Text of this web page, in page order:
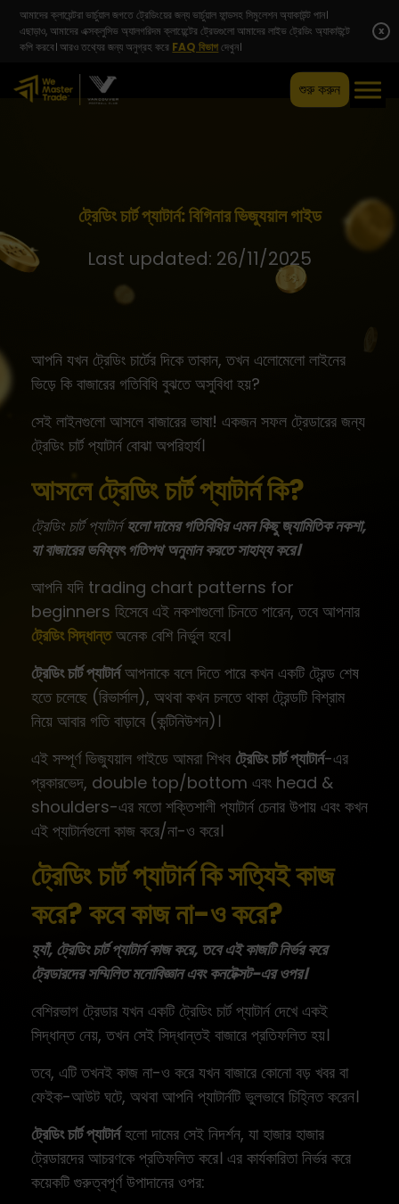
আমাদের ক্লায়েন্টরা ভার্চুয়াল জগতে ট্রেডিংয়ের জন্য ভার্চুয়াল ফান্ডসহ সিমুলেশন অ্যাকাউন্ট পান।
এছাড়াও, আমাদের এক্সক্লুসিভ অ্যালগরিদম ক্লায়েন্টের ট্রেডগুলো আমাদের লাইভ ট্রেডিং অ্যাকাউন্টে
কপি করবে। আরও তথ্যের জন্য অনুগ্রহ করে FAQ বিভাগদেখুন।
x
শুরু করুন
ট্রেডিং চার্ট প্যাটার্ন: বিগিনার ভিজ্যুয়াল গাইড
Last updated: 26/11/2025
আপনি যখন ট্রেডিং চার্টের দিকে তাকান, তখন এলোমেলো লাইনের
ভিড়ে কি বাজারের গতিবিধি বুঝতে অসুবিধা হয়?
সেই লাইনগুলো আসলে বাজারের ভাষা! একজন সফল ট্রেডারের জন্য
ট্রেডিং চার্ট প্যাটার্ন বোঝা অপরিহার্য।
আসলে ট্রেডিং চার্ট প্যাটার্ন কি?
ট্রেডিং চার্ট প্যাটার্ন হলো দামের গতিবিধির এমন কিছু জ্যামিতিক নকশা,
যা বাজারের ভবিষ্যৎ গতিপথ অনুমান করতে সাহায্য করে।
আপনি যদি trading chart patterns for
beginners হিসেবে এই নকশাগুলো চিনতে পারেন, তবে আপনার
ট্রেডিং সিদ্ধান্তঅনেক বেশি নির্ভুল হবে।
ট্রেডিং চার্ট প্যাটার্নআপনাকে বলে দিতে পারে কখন একটি ট্রেন্ড শেষ
হতে চলেছে (রিভার্সাল), অথবা কখন চলতে থাকা ট্রেন্ডটি বিশ্রাম
নিয়ে আবার গতি বাড়াবে (কন্টিনিউশন)।
এই সম্পূর্ণ ভিজ্যুয়াল গাইডে আমরা শিখব ট্রেডিং চার্ট প্যাটার্ন-এর
প্রকারভেদ, double top/bottom এবং head &
shoulders-এর মতো শক্তিশালী প্যাটার্ন চেনার উপায় এবং কখন
এই প্যাটার্নগুলো কাজ করে/না-ও করে।
ট্রেডিং চার্ট প্যাটার্ন কি সত্যিই কাজ
করে? কবে কাজ না-ও করে?
হ্যাঁ, ট্রেডিং চার্ট প্যাটার্ন কাজ করে, তবে এই কাজটি নির্ভর করে
ট্রেডারদের সম্মিলিত মনোবিজ্ঞান এবং কনটেক্সট-এর ওপর।
বেশিরভাগ ট্রেডার যখন একটি ট্রেডিং চার্ট প্যাটার্ন দেখে একই
সিদ্ধান্ত নেয়, তখন সেই সিদ্ধান্তই বাজারে প্রতিফলিত হয়।
তবে, এটি তখনই কাজ না-ও করে যখন বাজারে কোনো বড় খবর বা
ফেইক-আউট ঘটে, অথবা আপনি প্যাটার্নটি ভুলভাবে চিহ্নিত করেন।
ট্রেডিং চার্ট প্যাটার্নহলো দামের সেই নিদর্শন, যা হাজার হাজার
ট্রেডারদের আচরণকে প্রতিফলিত করে। এর কার্যকারিতা নির্ভর করে
কয়েকটি গুরুত্বপূর্ণ উপাদানের ওপর: